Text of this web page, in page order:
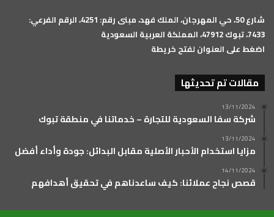
شارع 50، حي المهرجان، الملك فهد، مبنى رقم: 4251، الرقم الفرعي:
7433، تبوك 47912، المملكة العربية السعودية
اضغط على العنوان لفتح خريطة
مقالات تم تحديثها
13/11/2024
شركة سفا السعودية للتجارة – خدماتنا في منطقة تبوك
13/11/2024
مزايا استخدام الأحبار الأصلية مقابل البدائل: جودة وأداء أفضل
14/11/2024
قصص نجاح عملائنا: كيف ساعدناهم في تحقيق أهدافهم